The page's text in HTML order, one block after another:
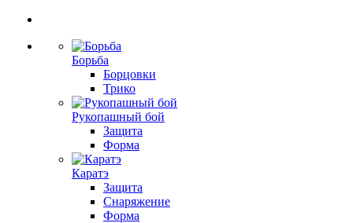
Борьба
Борцовки
Трико
Рукопашный бой
Защита
Форма
Каратэ
Защита
Снаряжение
Форма